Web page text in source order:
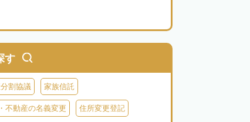
す
割協議 家族信託
不動産の名義変更 住所変更登記